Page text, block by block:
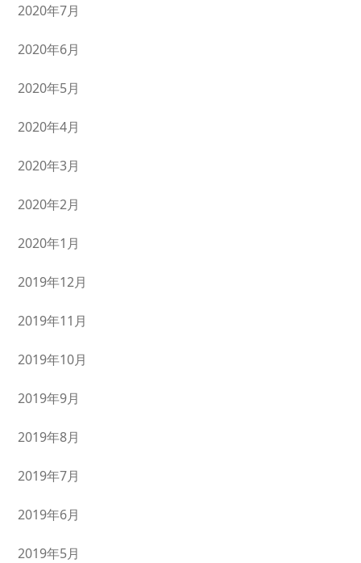
2020年7月
2020年6月
2020年5月
2020年4月
2020年3月
2020年2月
2020年1月
2019年12月
2019年11月
2019年10月
2019年9月
2019年8月
2019年7月
2019年6月
2019年5月